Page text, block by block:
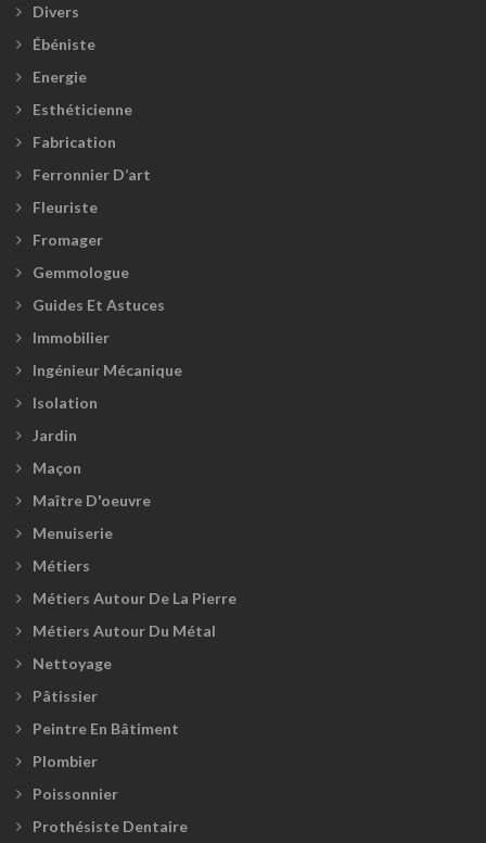
Divers
Ébéniste
Energie
Esthéticienne
Fabrication
Ferronnier D’art
Fleuriste
Fromager
Gemmologue
Guides Et Astuces
Immobilier
Ingénieur Mécanique
Isolation
Jardin
Maçon
Maître D'oeuvre
Menuiserie
Métiers
Métiers Autour De La Pierre
Métiers Autour Du Métal
Nettoyage
Pâtissier
Peintre En Bâtiment
Plombier
Poissonnier
Prothésiste Dentaire